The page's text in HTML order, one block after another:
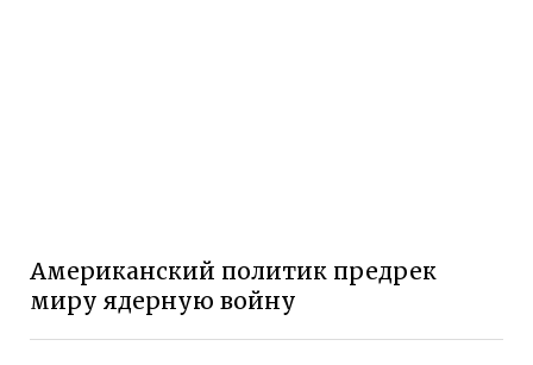
Американский политик предрек
миру ядерную войну